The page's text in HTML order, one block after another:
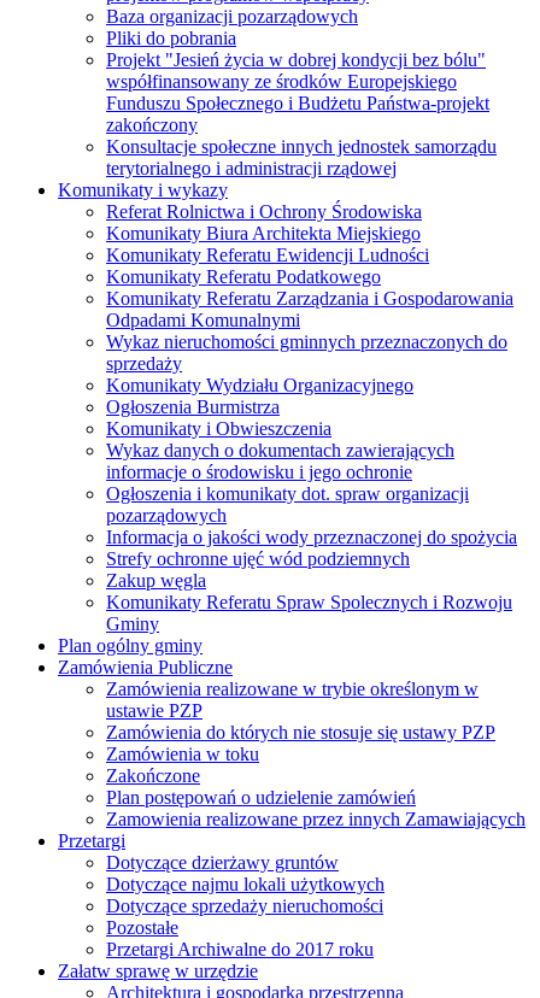
Baza organizacji pozarządowych
Pliki do pobrania
Projekt "Jesień życia w dobrej kondycji bez bólu"
współfinansowany ze środków Europejskiego
Funduszu Społecznego i Budżetu Państwa-projekt
zakończony
Konsultacje społeczne innych jednostek samorządu
terytorialnego i administracji rządowej
Komunikaty i wykazy
Referat Rolnictwa i Ochrony Środowiska
Komunikaty Biura Architekta Miejskiego
Komunikaty Referatu Ewidencji Ludności
Komunikaty Referatu Podatkowego
Komunikaty Referatu Zarządzania i Gospodarowania
Odpadami Komunalnymi
Wykaz nieruchomości gminnych przeznaczonych do
sprzedaży
Komunikaty Wydziału Organizacyjnego
Ogłoszenia Burmistrza
Komunikaty i Obwieszczenia
Wykaz danych o dokumentach zawierających
informacje o środowisku i jego ochronie
Ogłoszenia i komunikaty dot. spraw organizacji
pozarządowych
Informacja o jakości wody przeznaczonej do spożycia
Strefy ochronne ujęć wód podziemnych
Zakup węgla
Komunikaty Referatu Spraw Spolecznych i Rozwoju
Gminy
Plan ogólny gminy
Zamówienia Publiczne
Zamówienia realizowane w trybie określonym w
ustawie PZP
Zamówienia do których nie stosuje się ustawy PZP
Zamówienia w toku
Zakończone
Plan postępowań o udzielenie zamówień
Zamowienia realizowane przez innych Zamawiających
Przetargi
Dotyczące dzierżawy gruntów
Dotyczące najmu lokali użytkowych
Dotyczące sprzedaży nieruchomości
Pozostałe
Przetargi Archiwalne do 2017 roku
Załatw sprawę w urzędzie
Architektura i gospodarka przestrzenna